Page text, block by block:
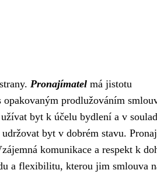
Pronajímatel má jistotu
prodlužováním
byt k účelu bydlení a v
byt v dobrém stavu.
komunikace a respekt k
a flexibilitu, kterou jim smlouva